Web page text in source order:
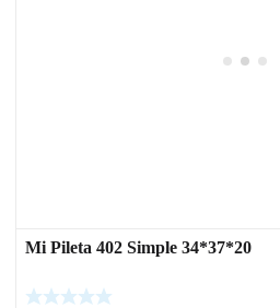
Mi Pileta 402 Simple 34*37*20